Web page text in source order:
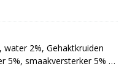
2%, Gehaktkruiden
5%, smaakversterker 5%
4%, nootmuskaat 3%,